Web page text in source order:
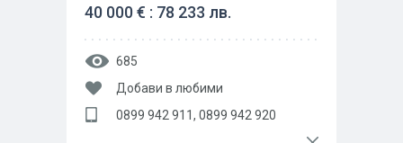
40 000 € : 78 233 лв.
685
Добави в любими
0899 942 911, 0899 942 920